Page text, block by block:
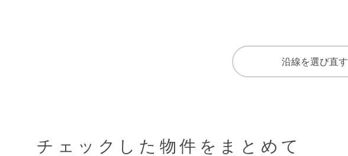
沿線を選び直す
チェックした物件をまとめて